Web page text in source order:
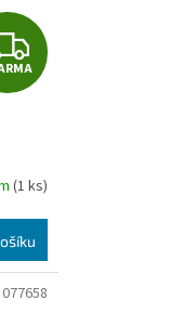
Z
D
R
M
A
(1 ks)
077658